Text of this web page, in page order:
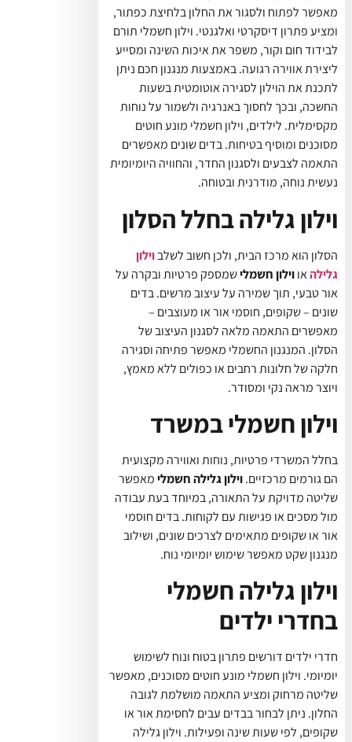
מאפשר לפתוח ולסגור את החלון בלחיצת כפתור,
ומציע פתרון דיסקרטי ואלגנטי. וילון חשמלי תורם
לבידוד חום וקור, משפר את איכות השינה ומסייע
ליצירת אווירה רגועה. באמצעות מנגנון חכם ניתן
לתכנת את הוילון לסגירה אוטומטית בשעות
החשכה, ובכך לחסוך באנרגיה ולשמור על נוחות
מקסימלית. לילדים, וילון חשמלי מונע חוטים
מסוכנים ומוסיף בטיחות. בדים שונים מאפשרים
התאמה לצבעים ולסגנון החדר, והחוויה היומיומית
נעשית נוחה, מודרנית ובטוחה.
וילון גלילה בחלל הסלון
הסלון הוא מרכז הבית, ולכן חשוב לשלבוילון
גלילהאווילון חשמלישמספק פרטיות ובקרה על
אור טבעי, תוך שמירה על עיצוב מרשים. בדים
שונים – שקופים, חוסמי אור או מעוצבים –
מאפשרים התאמה מלאה לסגנון העיצוב של
הסלון. המנגנון החשמלי מאפשר פתיחה וסגירה
חלקה של חלונות רחבים או כפולים ללא מאמץ,
ויוצר מראה נקי ומסודר.
וילון חשמלי במשרד
בחלל המשרדי פרטיות, נוחות ואווירה מקצועית
הם גורמים מרכזיים.וילון גלילה חשמלימאפשר
שליטה מדויקת על התאורה, במיוחד בעת עבודה
מול מסכים או פגישות עם לקוחות. בדים חוסמי
אור או שקופים מתאימים לצרכים שונים, ושילוב
מנגנון שקט מאפשר שימוש יומיומי נוח.
וילון גלילה חשמלי
בחדרי ילדים
חדרי ילדים דורשים פתרון בטוח ונוח לשימוש
יומיומי. וילון חשמלי מונע חוטים מסוכנים, מאפשר
שליטה מרחוק ומציע התאמה מושלמת לגובה
החלון. ניתן לבחור בבדים עבים לחסימת אור או
שקופים, לפי שעות שינה ופעילות. וילון גלילה